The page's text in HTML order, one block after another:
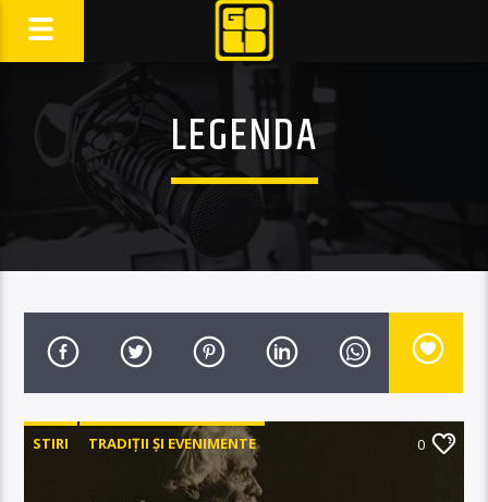
LEGENDA
STIRI TRADIȚII ȘI EVENIMENTE 0